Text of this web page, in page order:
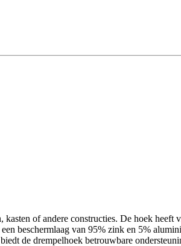
of andere constructies. De hoek heeft
beschermlaag van 95% zink en 5%
de drempelhoek betrouwbare